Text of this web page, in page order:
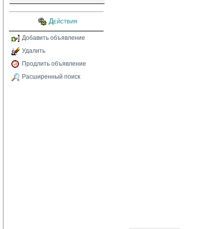
Действия
Добавить объявление
Удалить
Продлить объявление
Расширенный поиск